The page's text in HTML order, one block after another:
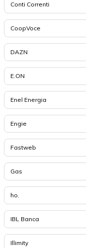
Conti Correnti
CoopVoce
DAZN
E.ON
Enel Energia
Engie
Fastweb
Gas
ho.
IBL Banca
Illimity